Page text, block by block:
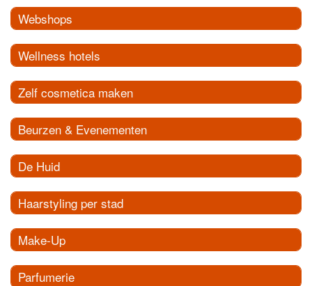
Webshops
Wellness hotels
Zelf cosmetica maken
Beurzen & Evenementen
De Huid
Haarstyling per stad
Make-Up
Parfumerie